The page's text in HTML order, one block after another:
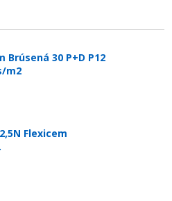
30 P+D P12
m2
Flexicem